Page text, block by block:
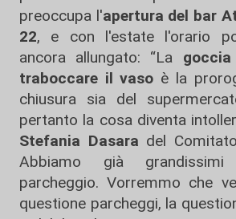
preoccupa l'apertura del bar
22, e con l'estate l'orario
ancora allungato: “La
traboccare il vaso è la
chiusura sia del
pertanto la cosa diventa
Stefania Dasara del
Abbiamo già
parcheggio. Vorremmo che
questione parcheggi, la